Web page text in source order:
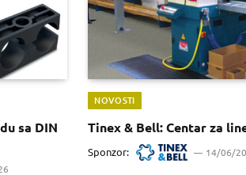
sa DIN
NOVOSTI
Tinex & Bell: Centar za
Sponzor: 14/06/